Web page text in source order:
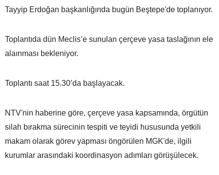
Tayyip Erdoğan başkanlığında bugün Beştepe'de toplanıyor.
Toplantıda dün Meclis’e sunulan çerçeve yasa taslağının ele
alaınması bekleniyor.
Toplantı saat 15.30’da başlayacak.
NTV'nin haberine göre, çerçeve yasa kapsamında, örgütün
silah bırakma sürecinin tespiti ve teyidi hususunda yetkili
makam olarak görev yapması öngörülen MGK'de, ilgili
kurumlar arasındaki koordinasyon adımları görüşülecek.